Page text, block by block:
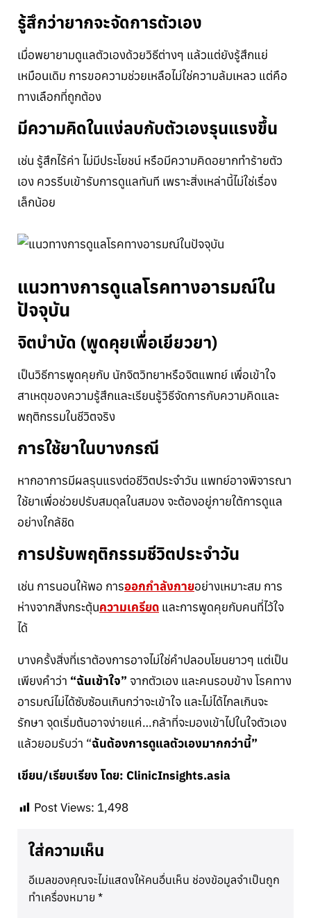
รู้สึกว่ายากจะจัดการตัวเอง
เมื่อพยายามดูแลตัวเองด้วยวิธีต่างๆ แล้วแต่ยังรู้สึกแย่
เหมือนเดิม การขอความช่วยเหลือไม่ใช่ความล้มเหลว แต่คือ
ทางเลือกที่ถูกต้อง
มีความคิดในแง่ลบกับตัวเองรุนแรงขึ้น
เช่น รู้สึกไร้ค่า ไม่มีประโยชน์ หรือมีความคิดอยากทำร้ายตัว
เอง ควรรีบเข้ารับการดูแลทันที เพราะสิ่งเหล่านี้ไม่ใช่เรื่อง
เล็กน้อย
แนวทางการดูแลโรคทางอารมณ์ใน
ปัจจุบัน
จิตบำบัด (พูดคุยเพื่อเยียวยา)
เป็นวิธีการพูดคุยกับ นักจิตวิทยาหรือจิตแพทย์ เพื่อเข้าใจ
สาเหตุของความรู้สึกและเรียนรู้วิธีจัดการกับความคิดและ
พฤติกรรมในชีวิตจริง
การใช้ยาในบางกรณี
หากอาการมีผลรุนแรงต่อชีวิตประจำวัน แพทย์อาจพิจารณา
ใช้ยาเพื่อช่วยปรับสมดุลในสมอง จะต้องอยู่ภายใต้การดูแล
อย่างใกล้ชิด
การปรับพฤติกรรมชีวิตประจำวัน
เช่น การนอนให้พอ การออกกำลังกายอย่างเหมาะสม การ
ห่างจากสิ่งกระตุ้นความเครียด และการพูดคุยกับคนที่ไว้ใจ
ได้
บางครั้งสิ่งที่เราต้องการอาจไม่ใช่คำปลอบโยนยาวๆ แต่เป็น
เพียงคำว่า “ฉันเข้าใจ” จากตัวเอง และคนรอบข้าง โรคทาง
อารมณ์ไม่ได้ซับซ้อนเกินกว่าจะเข้าใจ และไม่ได้ไกลเกินจะ
รักษา จุดเริ่มต้นอาจง่ายแค่…กล้าที่จะมองเข้าไปในใจตัวเอง
แล้วยอมรับว่า “ฉันต้องการดูแลตัวเองมากกว่านี้”
เขียน/เรียบเรียง โดย: ClinicInsights.asia
Post Views: 1,498
ใส่ความเห็น
อีเมลของคุณจะไม่แสดงให้คนอื่นเห็น ช่องข้อมูลจำเป็นถูก
ทำเครื่องหมาย *